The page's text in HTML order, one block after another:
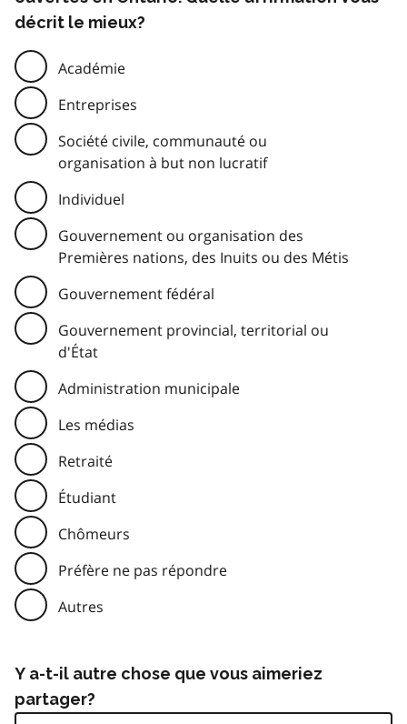
décrit le mieux?
Académie
Entreprises
Société civile, communauté ou
organisation à but non lucratif
Individuel
Gouvernement ou organisation des
Premières nations, des Inuits ou des Métis
Gouvernement fédéral
Gouvernement provincial, territorial ou
d'État
Administration municipale
Les médias
Retraité
Étudiant
Chômeurs
Préfère ne pas répondre
Autres
Y a-t-il autre chose que vous aimeriez
partager?